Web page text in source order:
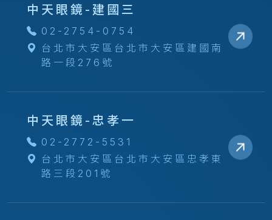
中天眼鏡-建國三
02-2754-0754
台北市大安區台北市大安區建國南
路一段276號
中天眼鏡-忠孝一
02-2772-5531
台北市大安區台北市大安區忠孝東
路三段201號